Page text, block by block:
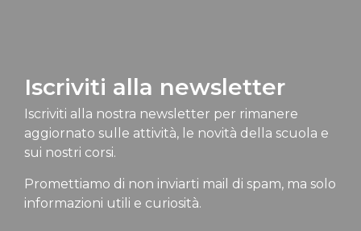
Iscriviti alla newsletter
Iscriviti alla nostra newsletter per rimanere
aggiornato sulle attività, le novità della scuola e
sui nostri corsi.
Promettiamo di non inviarti mail di spam, ma solo
informazioni utili e curiosità.